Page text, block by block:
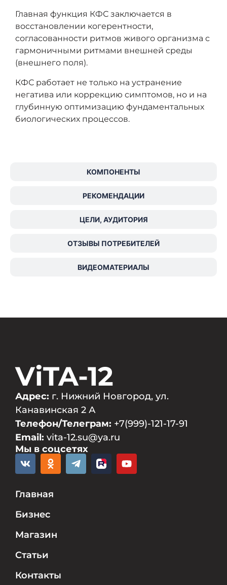
КОМПОНЕНТЫ
РЕКОМЕНДАЦИИ
ЦЕЛИ, АУДИТОРИЯ
ОТЗЫВЫ ПОТРЕБИТЕЛЕЙ
ВИДЕОМАТЕРИАЛЫ
Главная функция КФС заключается в
восстановлении когерентности,
согласованности ритмов живого организма с
гармоничными ритмами внешней среды
(внешнего поля).
КФС работает не только на устранение
негатива или коррекцию симптомов, но и на
глубинную оптимизацию фундаментальных
биологических процессов.
ViTA-12
Адрес: г. Нижний Новгород, ул.
Канавинская 2 А
Телефон/Телеграм: +7(999)-121-17-91
Email: vita-12.su@ya.ru
Мы в соцсетях
Главная
Бизнес
Магазин
Статьи
Контакты